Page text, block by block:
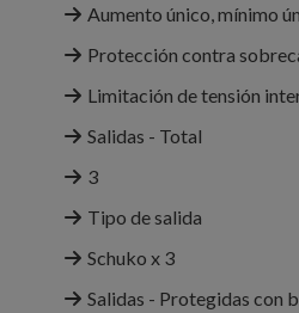
Aumento único, mínimo
Protección contra
Limitación de tensión
Salidas - Total
3
Tipo de salida
Schuko x 3
Salidas - Protegidas con